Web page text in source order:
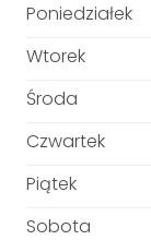
Poniedziałek
Wtorek
Środa
Czwartek
Piątek
Sobota